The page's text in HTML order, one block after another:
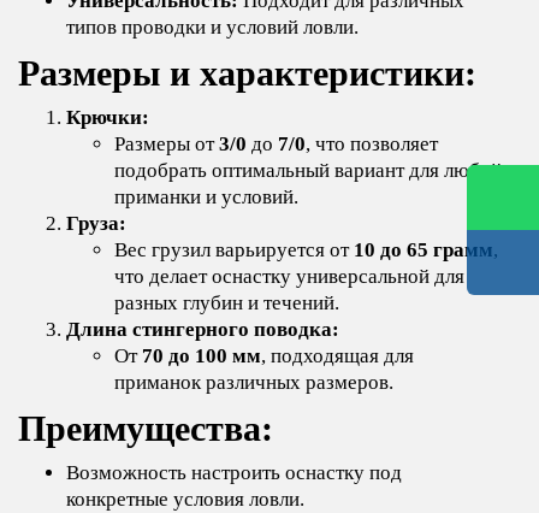
типов проводки и условий ловли.
Размеры и характеристики:
Крючки:
Размеры от3/0 до 7/0, что позволяет
подобрать оптимальный вариант для любой
приманки и условий.
Груза:
Вес грузил варьируется от 10 до 65 грамм,
что делает оснастку универсальной для
разных глубин и течений.
Длина стингерного поводка:
От 70 до 100 мм, подходящая для
приманок различных размеров.
Преимущества:
Возможность настроить оснастку под
конкретные условия ловли.